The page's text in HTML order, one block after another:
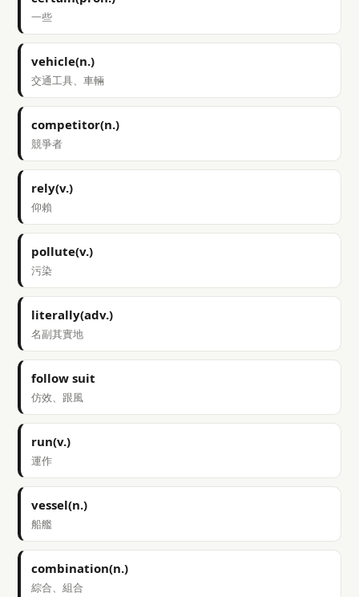
一些
vehicle(n.)
交通工具、車輛
competitor(n.)
競爭者
rely(v.)
仰賴
pollute(v.)
污染
literally(adv.)
名副其實地
follow suit
仿效、跟風
run(v.)
運作
vessel(n.)
船艦
combination(n.)
綜合、組合